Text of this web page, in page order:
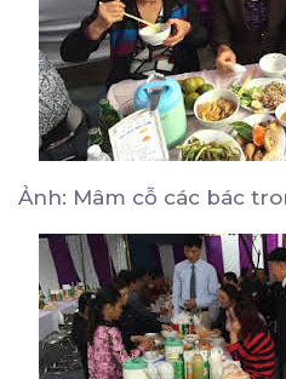
Ảnh: Mâm cỗ các bác